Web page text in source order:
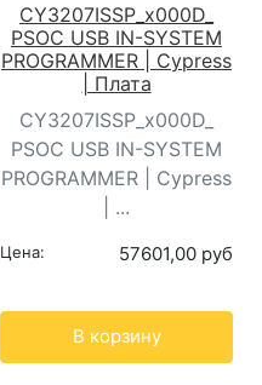
CY3207ISSP_x000D_
PSOC USB IN-SYSTEM
PROGRAMMER | Cypress
| Плата
CY3207ISSP_x000D_
PSOC USB IN-SYSTEM
PROGRAMMER | Cypress
| ...
Цена: 57601,00 руб
В корзину